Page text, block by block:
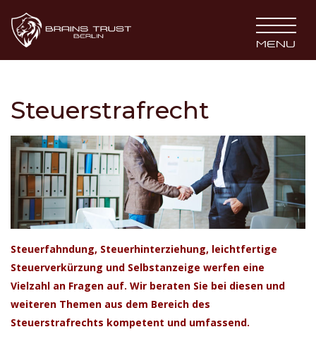
BRAINS TRUST
MENU
Steuerstrafrecht
Steuerfahndung, Steuerhinterziehung, leichtfertige
Steuerverkürzung und Selbstanzeige werfen eine
Vielzahl an Fragen auf. Wir beraten Sie bei diesen und
weiteren Themen aus dem Bereich des
Steuerstrafrechts kompetent und umfassend.